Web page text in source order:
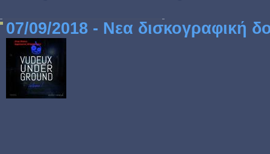
07/09/2018 - Νεα δισκογραφική